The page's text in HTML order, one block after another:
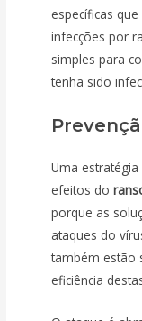
específicas
infecções por
simples para
tenha sido
Uma
efeitos do
porque as
ataques do
também estão
eficiência